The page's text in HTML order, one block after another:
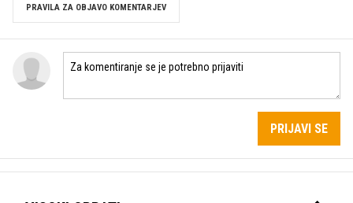
PRAVILA ZA OBJAVO KOMENTARJEV
PRIJAVI SE